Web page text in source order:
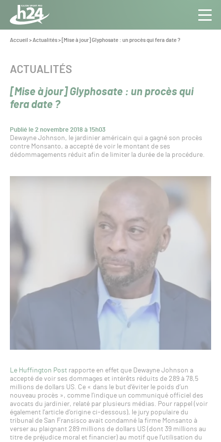
Panneau de gestion des cookies
Aller au contenu
Toute
l’info
Pro
Vous
Accueil >Actualités> [Mise à jour] Glyphosate : un procès qui fera date ?
[Mise à jour] Glyphosate : un procès qui
fera date ?
Publié le 2 novembre 2018 à 15h03
CATÉGORIE :
ACTUALITÉS
Dewayne Johnson, le jardinier américain qui a gagné son procès
contre Monsanto, a accepté de voir le montant de ses
dédommagements réduit afin de limiter la durée de la procédure.
Le Huffington Postrapporte en effet que Dewayne Johnson a
accepté de voir ses dommages et intérêts réduits de 289 à 78,5
millions de dollars US. Ce « dans le but d’éviter le poids d’un
nouveau procès », comme l’indique un communiqué officiel des
avocats du jardinier, relaté par plusieurs médias. Pour rappel (voir
également l’article d’origine ci-dessous), le jury populaire du
tribunal de San Fransisco avait condamné la firme Monsanto à
verser au plaignant 289 millions de dollars US (dont 39 millions au
titre de préjudice moral et financier) au motif que l’utilisation du